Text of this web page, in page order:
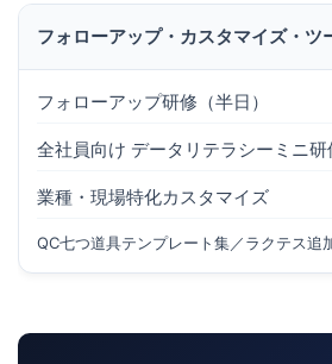
フォローアップ・カスタマイズ・ツ
フォローアップ研修（半日）
全社員向け データリテラシーミニ研
業種・現場特化カスタマイズ
QC七つ道具テンプレート集／ラクテス追